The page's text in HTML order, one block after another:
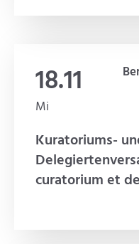
18.11
Mi
Kuratoriums-
curatorium et